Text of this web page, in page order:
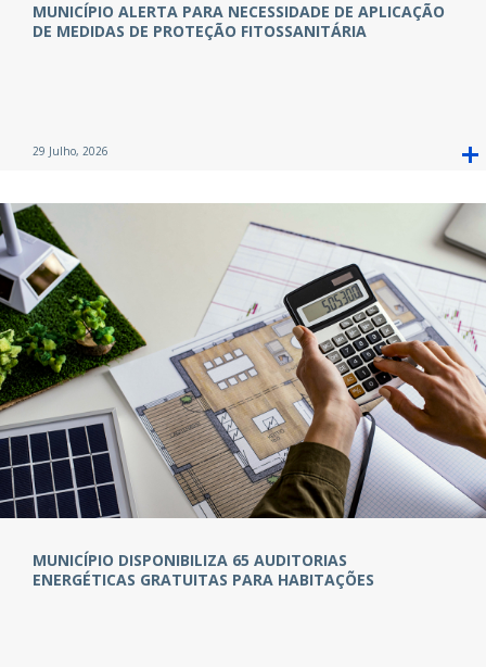
MUNICÍPIO ALERTA PARA NECESSIDADE DE APLICAÇÃO
DE MEDIDAS DE PROTEÇÃO FITOSSANITÁRIA
29 Julho, 2026
MUNICÍPIO DISPONIBILIZA 65 AUDITORIAS
ENERGÉTICAS GRATUITAS PARA HABITAÇÕES